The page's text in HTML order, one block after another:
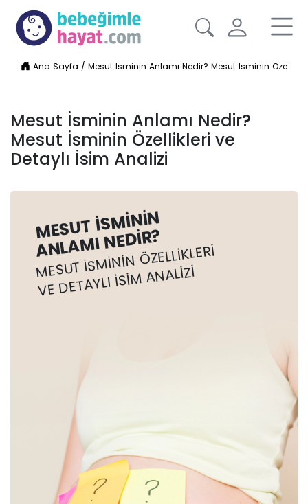
Ana Sayfa /Mesut İsminin Anlamı Nedir? Mesut İsminin
Mesut İsminin Anlamı Nedir?
Mesut İsminin Özellikleri ve
Detaylı İsim Analizi
MESUT İSMININ
ANLAMI NEDIR?
MESUT İSMININ ÖZELLIKLERI
VE DETAYLI İSIM ANALIZI